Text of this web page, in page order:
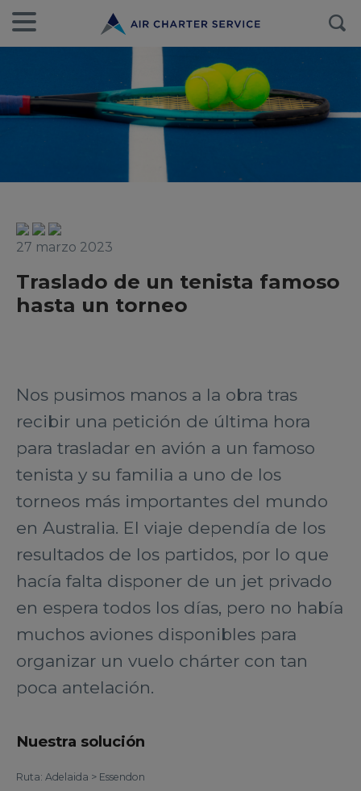
27 marzo 2023
Traslado de un tenista famoso
hasta un torneo
Nos pusimos manos a la obra tras
recibir una petición de última hora
para trasladar en avión a un famoso
tenista y su familia a uno de los
torneos más importantes del mundo
en Australia. El viaje dependía de los
resultados de los partidos, por lo que
hacía falta disponer de un jet privado
en espera todos los días, pero no había
muchos aviones disponibles para
organizar un vuelo chárter con tan
poca antelación.
Nuestra solución
Ruta: Adelaida > Essendon